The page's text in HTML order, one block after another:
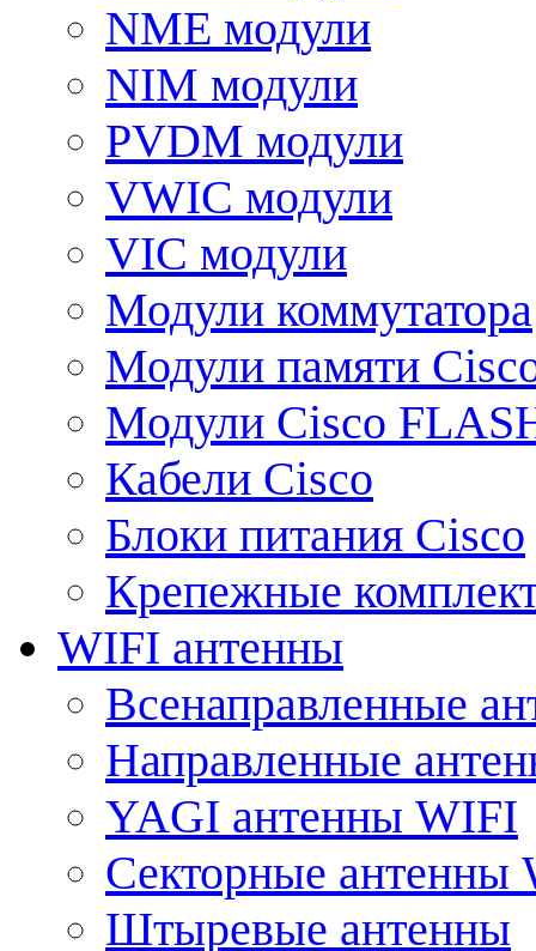
NME модули
NIM модули
PVDM модули
VWIC модули
VIC модули
Модули коммутатора
Модули памяти
Модули Cisco
Кабели Cisco
Блоки питания Cisco
Крепежные
WIFI антенны
Всенаправленные
Направленные
YAGI антенны WIFI
Секторные антенны
Штыревые антенны